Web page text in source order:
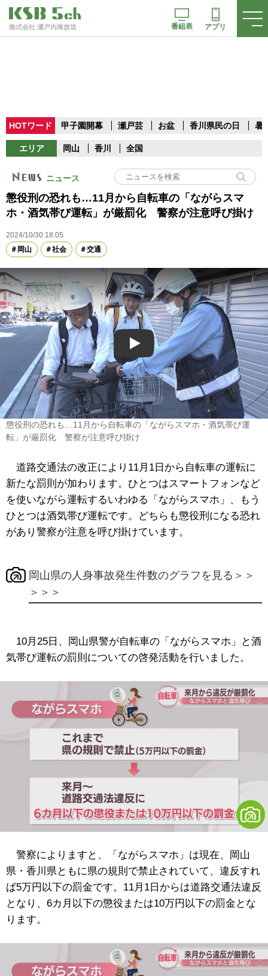
株式会社 瀬戸内海放送 番組表 アプリ
HOTワード 甲子園開幕 瀬戸芸 お盆 香川県民の日 暑
エリア 岡山 香川 全国
ニュース
懲役刑の恐れも…11月から自転車の「ながらスマ
ホ・酒気帯び運転」が厳罰化 警察が注意呼び掛け
2024/10/30 18:05
岡山
社会 交通
Play
懲役刑の恐れも…11月から自転車の「ながらスマホ・酒気帯び運
転」が厳罰化 警察が注意呼び掛け
道路交通法の改正により11月1日から自転車の運転に
新たな罰則が加わります。ひとつはスマートフォンなど
を使いながら運転するいわゆる「ながらスマホ」、もう
ひとつは酒気帯び運転です。どちらも懲役刑になる恐れ
があり警察が注意を呼び掛けています。
岡山県の人身事故発生件数のグラフを見る＞＞
＞＞＞
10月25日、岡山県警が自転車の「ながらスマホ」と酒
気帯び運転の罰則についての啓発活動を行いました。
警察によりますと、「ながらスマホ」は現在、岡山
県・香川県ともに県の規則で禁止されていて、違反すれ
ば5万円以下の罰金です。11月1日からは道路交通法違反
となり、6カ月以下の懲役または10万円以下の罰金とな
ります。